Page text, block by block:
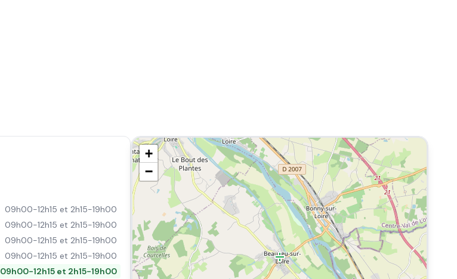
09h00-12h15 et 2h15-19h00
09h00-12h15 et 2h15-19h00
09h00-12h15 et 2h15-19h00
09h00-12h15 et 2h15-19h00
09h00-12h15 et 2h15-19h00
+
−